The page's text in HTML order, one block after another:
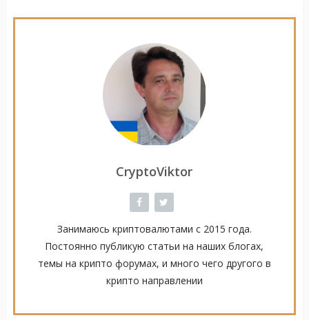
CryptoViktor
Занимаюсь криптовалютами с 2015 года.
Постоянно публикую статьи на наших блогах,
темы на крипто форумах, и много чего другого в
крипто направлении